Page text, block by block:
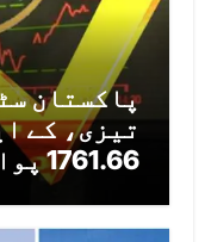
پاکستان
1761.66 پوائنٹس کا اضافہ